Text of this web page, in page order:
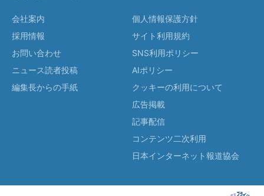
会社案内
採用情報
お問い合わせ
ニュース読者投稿
編集長からの手紙
個人情報保護方針
サイト利用規約
SNS利用ポリシー
AIポリシー
クッキーの利用について
広告掲載
記事配信
コンテンツ二次利用
日本インターネット報道協会